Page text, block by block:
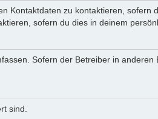
Kontaktdaten zu kontaktieren,
sofern du dies in deinem
Sofern der Betreiber in
sind.